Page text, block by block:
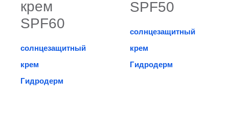
крем
SPF60
солнцезащитный
крем
Гидродерм
SPF50
солнцезащитный
крем
Гидродерм